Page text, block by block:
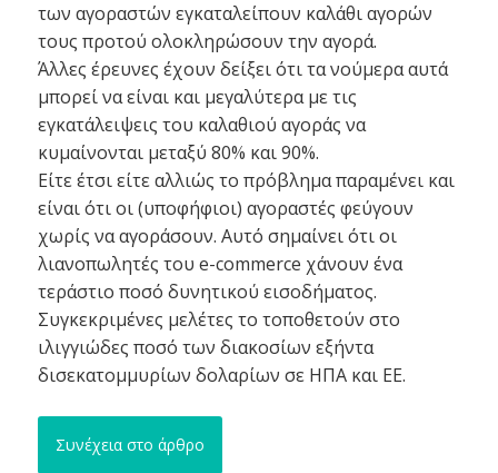
των αγοραστών εγκαταλείπουν καλάθι αγορών
τους προτού ολοκληρώσουν την αγορά.
Άλλες έρευνες έχουν δείξει ότι τα νούμερα αυτά
μπορεί να είναι και μεγαλύτερα με τις
εγκατάλειψεις του καλαθιού αγοράς να
κυμαίνονται μεταξύ 80% και 90%.
Είτε έτσι είτε αλλιώς το πρόβλημα παραμένει και
είναι ότι οι (υποφήφιοι) αγοραστές φεύγουν
χωρίς να αγοράσουν. Αυτό σημαίνει ότι οι
λιανοπωλητές του e-commerce χάνουν ένα
τεράστιο ποσό δυνητικού εισοδήματος.
Συγκεκριμένες μελέτες το τοποθετούν στο
ιλιγγιώδες ποσό των διακοσίων εξήντα
δισεκατομμυρίων δολαρίων σε ΗΠΑ και ΕΕ.
Συνέχεια στο άρθρο